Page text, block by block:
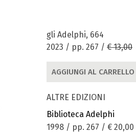
gli Adelphi, 664
2023 / pp. 267 / € 13,00
AGGIUNGI AL CARRELLO
ALTRE EDIZIONI
Biblioteca Adelphi
1998 / pp. 267 / € 20,00